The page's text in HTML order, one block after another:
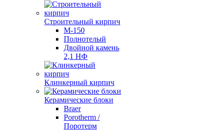
Строительный кирпич
М-150
Полнотелый
Двойной камень
2,1 НФ
Клинкерный кирпич
Керамические блоки
Braer
Porotherm /
Поротерм